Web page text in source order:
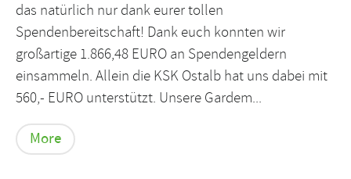
das natürlich nur dank eurer tollen
Spendenbereitschaft! Dank euch konnten wir
großartige 1.866,48 EURO an Spendengeldern
einsammeln. Allein die KSK Ostalb hat uns dabei mit
560,- EURO unterstützt. Unsere Gardem...
More